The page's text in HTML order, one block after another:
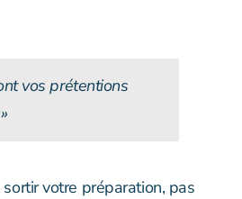
vos prétentions
sortir votre préparation, pas